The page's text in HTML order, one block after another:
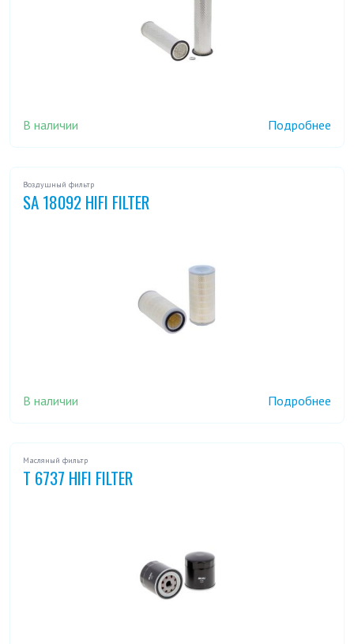
В наличии Подробнее
Воздушный фильтр
SA 18092 HIFI FILTER
В наличии Подробнее
Масляный фильтр
T 6737 HIFI FILTER